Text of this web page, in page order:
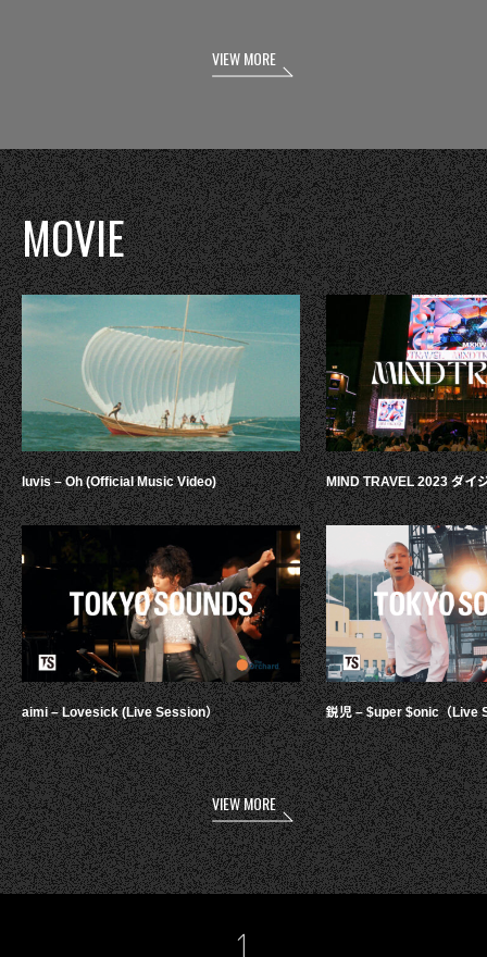
VIEW MORE
MOVIE
luvis – Oh (Official Music Video)
aimi – Lovesick (Live Session）
MIND TRAVEL 2023 ダイ
鋭児 – $uper $onic（Live
VIEW MORE